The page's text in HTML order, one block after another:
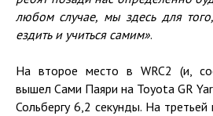
любом случае, мы здесь для
ездить и учиться самим».
На второе место в WRC2 (и,
вышел Сами Паяри на Toyota GR
Сольбергу 6,2 секунды. На